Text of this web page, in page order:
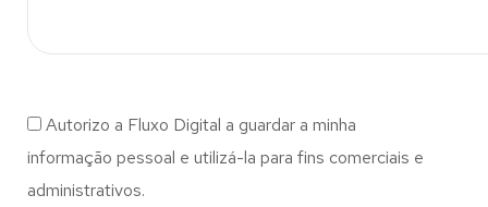
Autorizo a Fluxo Digital a guardar a minha
informação pessoal e utilizá-la para fins comerciais e
administrativos.